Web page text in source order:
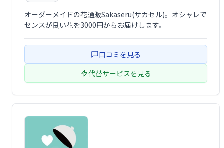
オーダーメイドの花通販Sakaseru(サカセル)。オシャレで
センスが良い花を3000円からお届けします。
口コミを見る
代替サービスを見る